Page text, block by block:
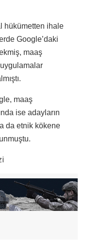
hükümetten ihale
Google’daki
maaş
maaş
ise adayların
da etnik kökene